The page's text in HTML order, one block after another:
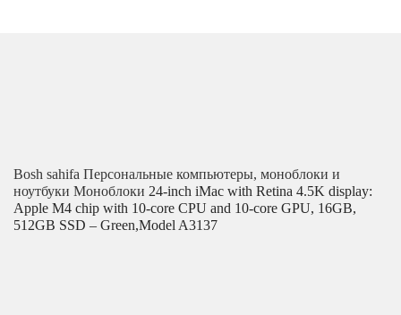
Bosh sahifa Персональные компьютеры, моноблоки и
ноутбуки Моноблоки 24-inch iMac with Retina 4.5K display:
Apple M4 chip with 10‑core CPU and 10‑core GPU, 16GB,
512GB SSD – Green,Model A3137